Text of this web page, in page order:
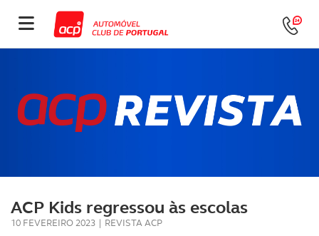
ACP Kids regressou às escolas
10 FEVEREIRO 2023 | REVISTA ACP